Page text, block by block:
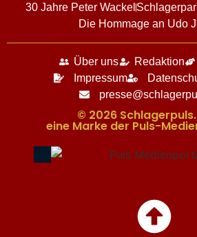
30 Jahre Peter Wackel
Die Hommage an Udo
Über uns Redaktion
Impressum
© 2026
eine Marke der Puls-